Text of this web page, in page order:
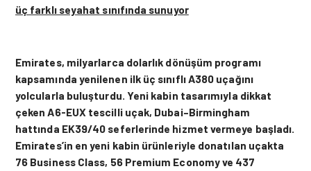
üç farklı seyahat sınıfında sunuyor
Emirates, milyarlarca dolarlık dönüşüm programı
kapsamında yenilenen ilk üç sınıflı A380 uçağını
yolcularla buluşturdu. Yeni kabin tasarımıyla dikkat
çeken A6-EUX tescilli uçak, Dubai–Birmingham
hattında EK39/40 seferlerinde hizmet vermeye başladı.
Emirates’in en yeni kabin ürünleriyle donatılan uçakta
76 Business Class, 56 Premium Economy ve 437